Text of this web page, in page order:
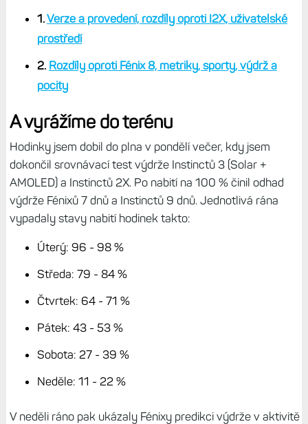
1.Verze a provedení, rozdíly oproti I2X, uživatelské
prostředí
2. Rozdíly oproti Fénix 8, metriky, sporty, výdrž a
pocity
A vyrážíme do terénu
Hodinky jsem dobil do plna v pondělí večer, kdy jsem
dokončil srovnávací test výdrže Instinctů 3 (Solar +
AMOLED) a Instinctů 2X. Po nabití na 100 % činil odhad
výdrže Fénixů 7 dnů a Instinctů 9 dnů. Jednotlivá rána
vypadaly stavy nabití hodinek takto:
Úterý: 96 - 98 %
Středa: 79 - 84 %
Čtvrtek: 64 - 71 %
Pátek: 43 - 53 %
Sobota: 27 - 39 %
Neděle: 11 - 22 %
V neděli ráno pak ukázaly Fénixy predikci výdrže v aktivitě